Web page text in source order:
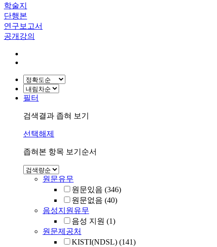
학술지
단행본
연구보고서
공개강의
필터
검색결과 좁혀 보기
선택해제
좁혀본 항목 보기순서
원문유무
원문있음 (346)
원문없음 (40)
음성지원유무
음성 지원 (1)
원문제공처
KISTI(NDSL) (141)